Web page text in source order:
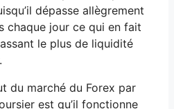
dépasse allègrement
chaque jour ce qui en fait
le plus de liquidité
du marché du Forex par
est qu’il fonctionne